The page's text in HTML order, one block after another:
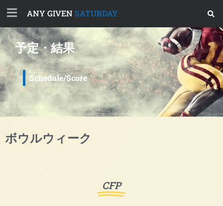
ANY GIVEN SATURDAY
予定・結果
Schedule/Score
ボウルウィーク
CFP